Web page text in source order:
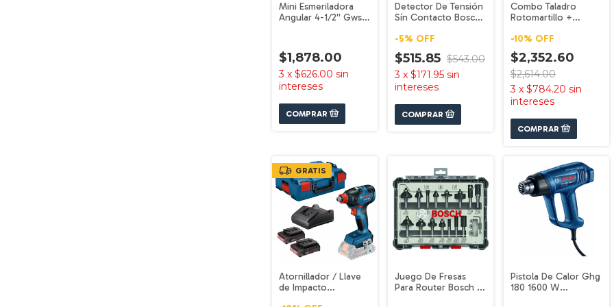
Mini Esmeriladora
Angular 4-1/2'' Gws
$1,878.00
3 x $626.00 sin
intereses
Detector De Tensión
Sín Contacto Bosch
-5% OFF
$515.85 $543.00
3 x $171.95 sin
intereses
Combo Taladro
Rotomartillo +
Accesorios Bosch
COMBO-202301
-10% OFF
$2,352.60
$2,614.00
3 x $784.20 sin
intereses
GRATIS
Atornillador / Llave
de Impacto
Juego De Fresas
Para Router Bosch 15
Pistola De Calor Ghg
180 1600 W